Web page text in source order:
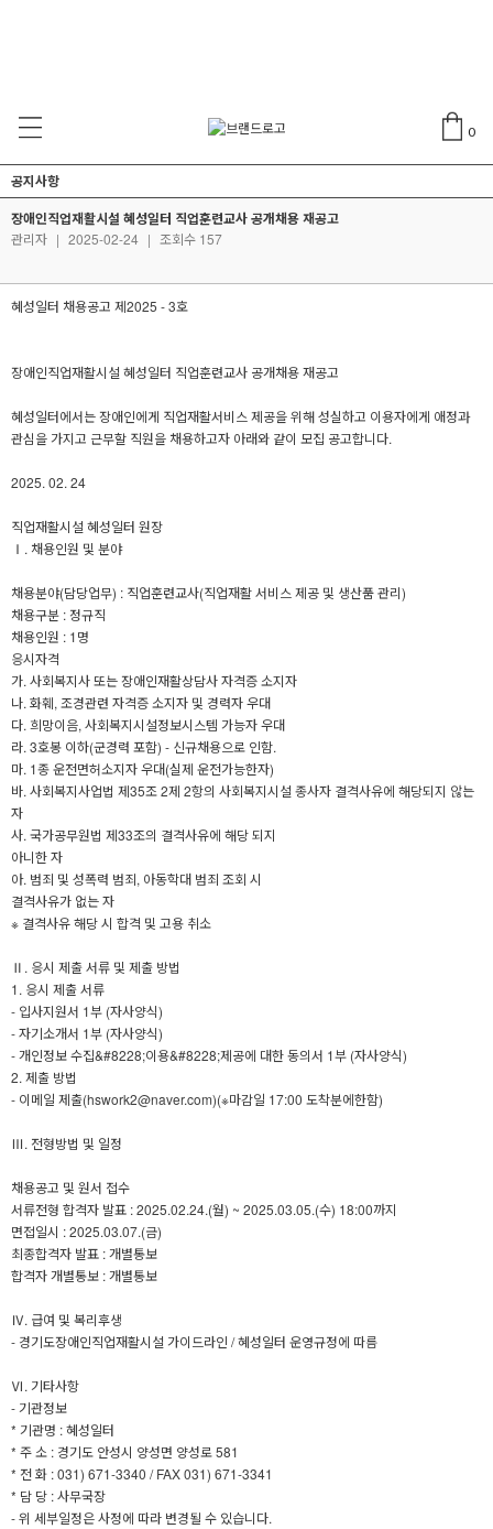
0
공지사항
장애인직업재활시설 혜성일터 직업훈련교사 공개채용 재공고
관리자 | 2025-02-24 | 조회수 157
혜성일터 채용공고 제2025 - 3호
장애인직업재활시설 혜성일터 직업훈련교사 공개채용 재공고
혜성일터에서는 장애인에게 직업재활서비스 제공을 위해 성실하고 이용자에게 애정과
관심을 가지고 근무할 직원을 채용하고자 아래와 같이 모집 공고합니다.
2025. 02. 24
직업재활시설 혜성일터 원장
Ⅰ. 채용인원 및 분야
채용분야(담당업무) : 직업훈련교사(직업재활 서비스 제공 및 생산품 관리)
채용구분 : 정규직
채용인원 : 1명
응시자격
가. 사회복지사 또는 장애인재활상담사 자격증 소지자
나. 화훼, 조경관련 자격증 소지자 및 경력자 우대
다. 희망이음, 사회복지시설정보시스템 가능자 우대
라. 3호봉 이하(군경력 포함) - 신규채용으로 인함.
마. 1종 운전면허소지자 우대(실제 운전가능한자)
바. 사회복지사업법 제35조 2제 2항의 사회복지시설 종사자 결격사유에 해당되지 않는
자
사. 국가공무원법 제33조의 결격사유에 해당 되지
아니한 자
아. 범죄 및 성폭력 범죄, 아동학대 범죄 조회 시
결격사유가 없는 자
※ 결격사유 해당 시 합격 및 고용 취소
Ⅱ. 응시 제출 서류 및 제출 방법
1. 응시 제출 서류
- 입사지원서 1부 (자사양식)
- 자기소개서 1부 (자사양식)
- 개인정보 수집&#8228;이용&#8228;제공에 대한 동의서 1부 (자사양식)
2. 제출 방법
- 이메일 제출(hswork2@naver.com)(※마감일 17:00 도착분에한함)
Ⅲ. 전형방법 및 일정
채용공고 및 원서 접수
서류전형 합격자 발표 : 2025.02.24.(월) ~ 2025.03.05.(수) 18:00까지
면접일시 : 2025.03.07.(금)
최종합격자 발표 : 개별통보
합격자 개별통보 : 개별통보
Ⅳ. 급여 및 복리후생
- 경기도장애인직업재활시설 가이드라인 / 혜성일터 운영규정에 따름
Ⅵ. 기타사항
- 기관정보
* 기관명 : 혜성일터
* 주 소 : 경기도 안성시 양성면 양성로 581
* 전 화 : 031) 671-3340 / FAX 031) 671-3341
* 담 당 : 사무국장
- 위 세부일정은 사정에 따라 변경될 수 있습니다.